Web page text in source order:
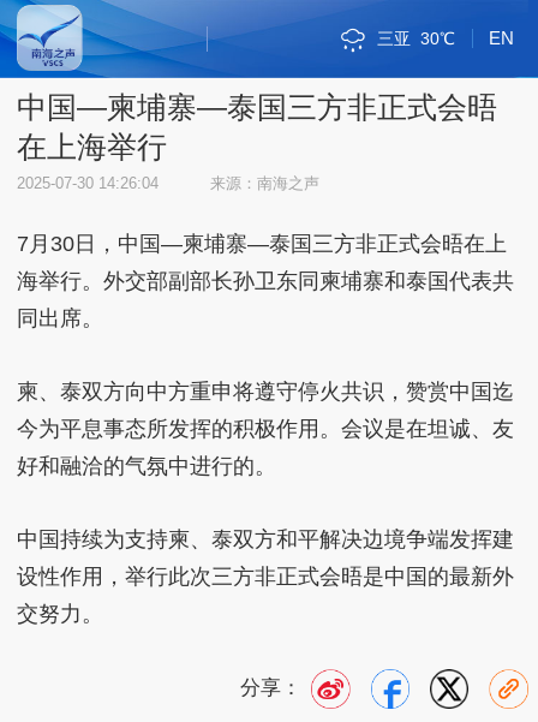
EN
河内 32℃
三沙 32℃
三亚 30℃
琼海 34℃
海口 33℃
斯里巴加湾 35℃
金边 34℃
雅加达 34℃
万象 29℃
吉隆坡 36℃
马尼拉 30℃
新加坡市 33℃
曼谷 33℃
内比都 31℃
河内 32℃
三沙 32℃
中国—柬埔寨—泰国三方非正式会晤
在上海举行
2025-07-30 14:26:04 来源：南海之声
7月30日，中国—柬埔寨—泰国三方非正式会晤在上
海举行。外交部副部长孙卫东同柬埔寨和泰国代表共
同出席。
柬、泰双方向中方重申将遵守停火共识，赞赏中国迄
今为平息事态所发挥的积极作用。会议是在坦诚、友
好和融洽的气氛中进行的。
中国持续为支持柬、泰双方和平解决边境争端发挥建
设性作用，举行此次三方非正式会晤是中国的最新外
交努力。
分享：